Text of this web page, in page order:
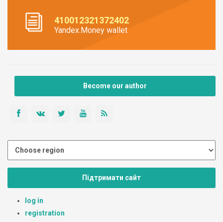
410012321372402
Yandex.Money wallet
Become our author
Підтримати сайт
log in
registration